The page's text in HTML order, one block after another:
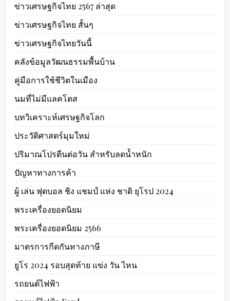
ข่าวเศรษฐกิจไทย 2567 ล่าสุด
ข่าวเศรษฐกิจไทย สั้นๆ
ข่าวเศรษฐกิจไทยวันนี้
คลังข้อมูลวัฒนธรรมพื้นบ้าน
คู่มือการใช้ชีวิตในเมือง
นมที่ไม่มีแลคโตส
บทวิเคราะห์เศรษฐกิจโลก
ประวัติศาสตร์มุมใหม่
ปริมาณโปรตีนต่อวัน สำหรับลดน้ำหนัก
ปัญหาทางการค้า
ผู้ เล่น ฟุตบอล ชิง แชมป์ แห่ง ชาติ ยุโรป 2024
พระเครื่องยอดนิยม
พระเครื่องยอดนิยม 2566
มาตรการกีดกันทางภาษี
ยูโร 2024 รอบสุดท้าย แข่ง วัน ไหน
รถยนต์ไฟฟ้า